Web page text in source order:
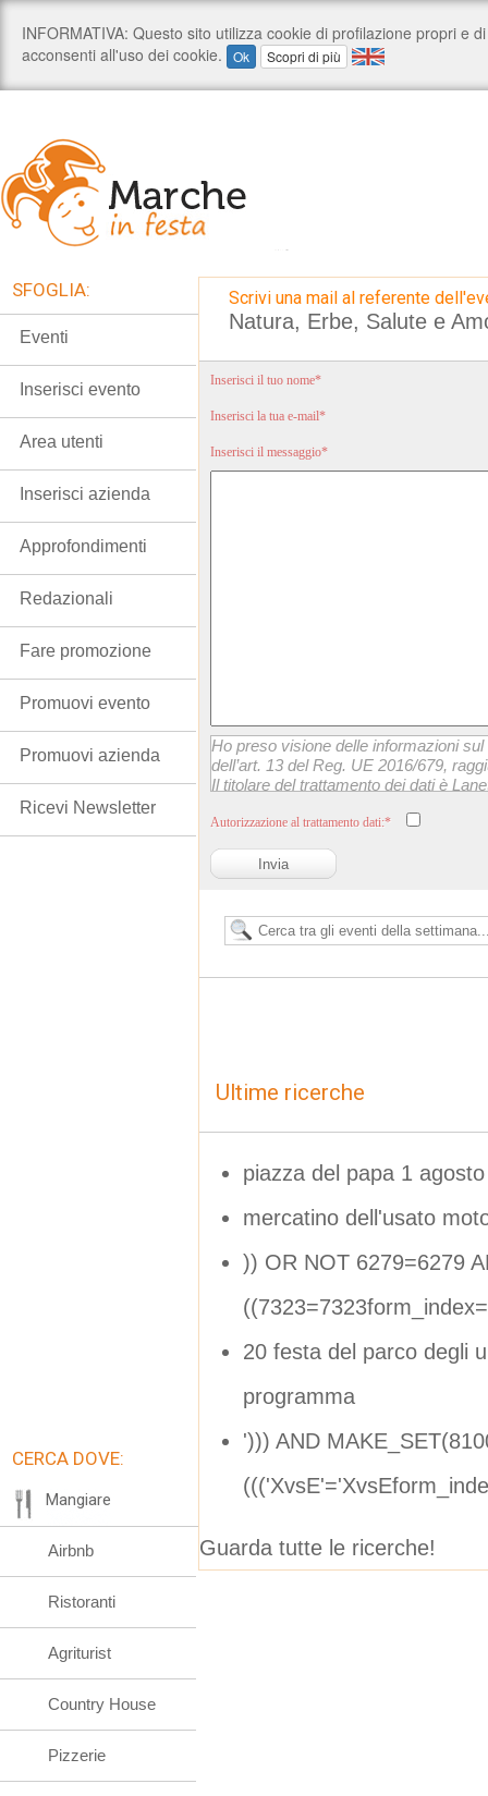
Scrivi una mail al referente
Natura, Erbe, Salute e
Inserisci il tuo nome*
Inserisci la tua e-mail*
Inserisci il messaggio*
Ho preso visione delle informazioni
dell’art. 13 del Reg. UE 2016/679,
Il titolare del trattamento dei dati è
Autorizzazione al trattamento dati:*
Ultime ricerche
piazza del papa 1
mercatino dell'usato
)) OR NOT 6279=6279
20 festa del parco degli
programma
'))) AND
Guarda tutte le ricerche!
SFOGLIA:
Eventi
Inserisci evento
Area utenti
Inserisci azienda
Approfondimenti
Redazionali
Fare promozione
Promuovi evento
Promuovi azienda
Ricevi Newsletter
CERCA DOVE:
Mangiare
Airbnb
Ristoranti
Agriturist
Country House
Pizzerie